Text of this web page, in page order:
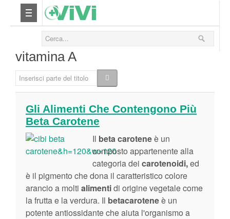
Salute
Fitness
Relax
Viaggi & Vacanze
vitamina A
Inserisci parte del titolo
Gli Alimenti Che Contengono Più
Beta Carotene
Il beta caroteneè un
composto appartenente alla
categoria dei carotenoidi,ed
è il pigmento che dona il caratteristico colore
arancio a molti alimentidi origine vegetale come
la frutta e la verdura. Il betacaroteneè un
potente antiossidante che aiuta l'organismo a